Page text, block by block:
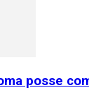
posse